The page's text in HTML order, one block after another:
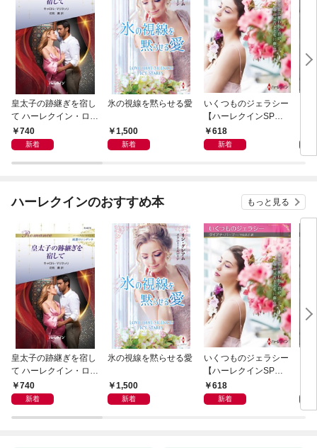
皇太子の跡継ぎを宿し
て ハーレクイン・ロマ
ンス～純潔のシンデレ
ラ～
740
新着
氷の視線を黙らせる愛
1,500
新着
いくつものジェラシー
【ハーレクインSP文
庫版】
618
新着
ハーレクインのおすすめ本 もっと見る
皇太子の跡継ぎを宿し
て ハーレクイン・ロマ
ンス～純潔のシンデレ
ラ～
740
新着
氷の視線を黙らせる愛
1,500
新着
いくつものジェラシー
【ハーレクインSP文
庫版】
618
新着